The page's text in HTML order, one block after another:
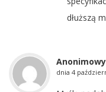
dłuższą
Anonimowy
dnia 4